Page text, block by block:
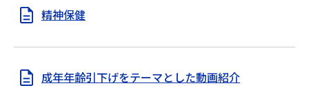
精神保健
成年年齢引下げをテーマとした動画紹介